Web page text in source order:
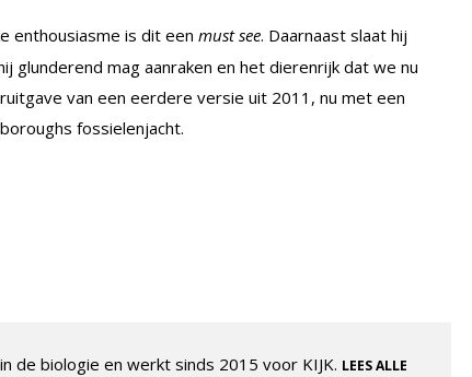
enthousiasme is dit een must see. Daarnaast slaat hij
glunderend mag aanraken en het dierenrijk dat we nu
van een eerdere versie uit 2011, nu met een
fossielenjacht.
de biologie en werkt sinds 2015 voor KIJK. LEES ALLE